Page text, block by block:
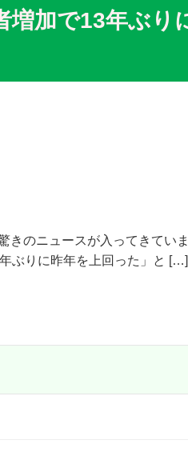
増加で13年ぶり
きのニュースが入ってきてい
ぶりに昨年を上回った」と […]